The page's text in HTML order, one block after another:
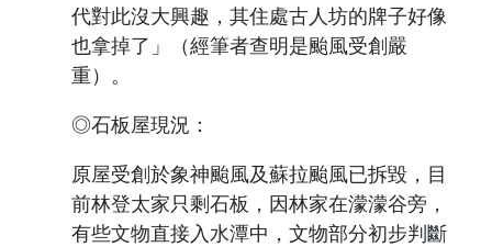
代對此沒大興趣，其住處古人坊的牌子好像
也拿掉了」（經筆者查明是颱風受創嚴
重）。
◎石板屋現況：
原屋受創於象神颱風及蘇拉颱風已拆毀，目
前林登太家只剩石板，因林家在濛濛谷旁，
有些文物直接入水潭中，文物部分初步判斷